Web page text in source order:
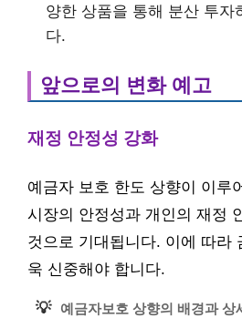
양한 상품을 통해 분산 투자
다.
앞으로의 변화 예고
재정 안정성 강화
예금자 보호 한도 상향이 이루
시장의 안정성과 개인의 재정
것으로 기대됩니다. 이에 따라
욱 신중해야 합니다.
💡 예금자보호 상향의 배경과 상